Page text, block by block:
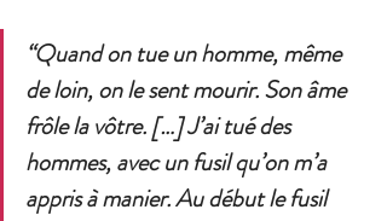
“Quand on tue un homme, même
de loin, on le sent mourir. Son âme
frôle la vôtre. […] J’ai tué des
hommes, avec un fusil qu’on m’a
appris à manier. Au début le fusil